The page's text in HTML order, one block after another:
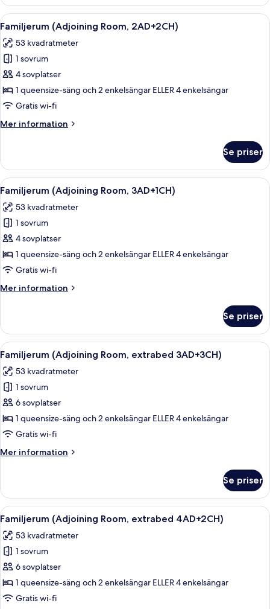
(Extra
Bed
adults)
Öppna
alla
foton
för
Familjerum
(Adjoining
Room,
Minibar, värdeförvaringsskåp på
8
Familjerum (Adjoining Room, 2AD+2CH)
53 kvadratmeter
1 sovrum
4 sovplatser
1 queensize-säng och 2 enkelsängar ELLER 4 enkelsängar
Gratis wi-fi
Mer information
Mer
(Adjoining
Room,
2AD+2CH)
Se priser
Öppna
alla
foton
för
Familjerum
(Adjoining
Room,
Minibar, värdeförvaringsskåp på
8
Familjerum (Adjoining Room, 3AD+1CH)
53 kvadratmeter
1 sovrum
4 sovplatser
1 queensize-säng och 2 enkelsängar ELLER 4 enkelsängar
Gratis wi-fi
Mer information
Mer
(Adjoining
Room,
3AD+1CH)
Se priser
Öppna
alla
foton
för
Familjerum
(Adjoining
Room,
3AD+3CH)
Minibar, värdeförvaringsskåp på
8
Familjerum (Adjoining Room, extrabed 3AD+3CH)
53 kvadratmeter
1 sovrum
6 sovplatser
1 queensize-säng och 2 enkelsängar ELLER 4 enkelsängar
Gratis wi-fi
Mer information
Mer
(Adjoining
Room,
extrabed
3AD+3CH)
Se priser
Öppna
alla
foton
för
Familjerum
(Adjoining
Room,
Minibar, värdeförvaringsskåp på
8
Familjerum (Adjoining Room, extrabed 4AD+2CH)
53 kvadratmeter
1 sovrum
6 sovplatser
1 queensize-säng och 2 enkelsängar ELLER 4 enkelsängar
Gratis wi-fi